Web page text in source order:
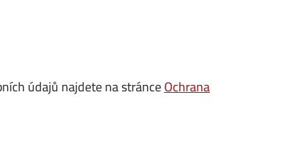
údajů najdete na stránceOchrana